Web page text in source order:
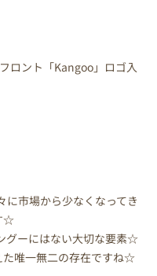
ロント「Kangoo」ロゴ入
に市場から少なくなってき
☆
グーにはない大切な要素☆
た唯一無二の存在ですね☆